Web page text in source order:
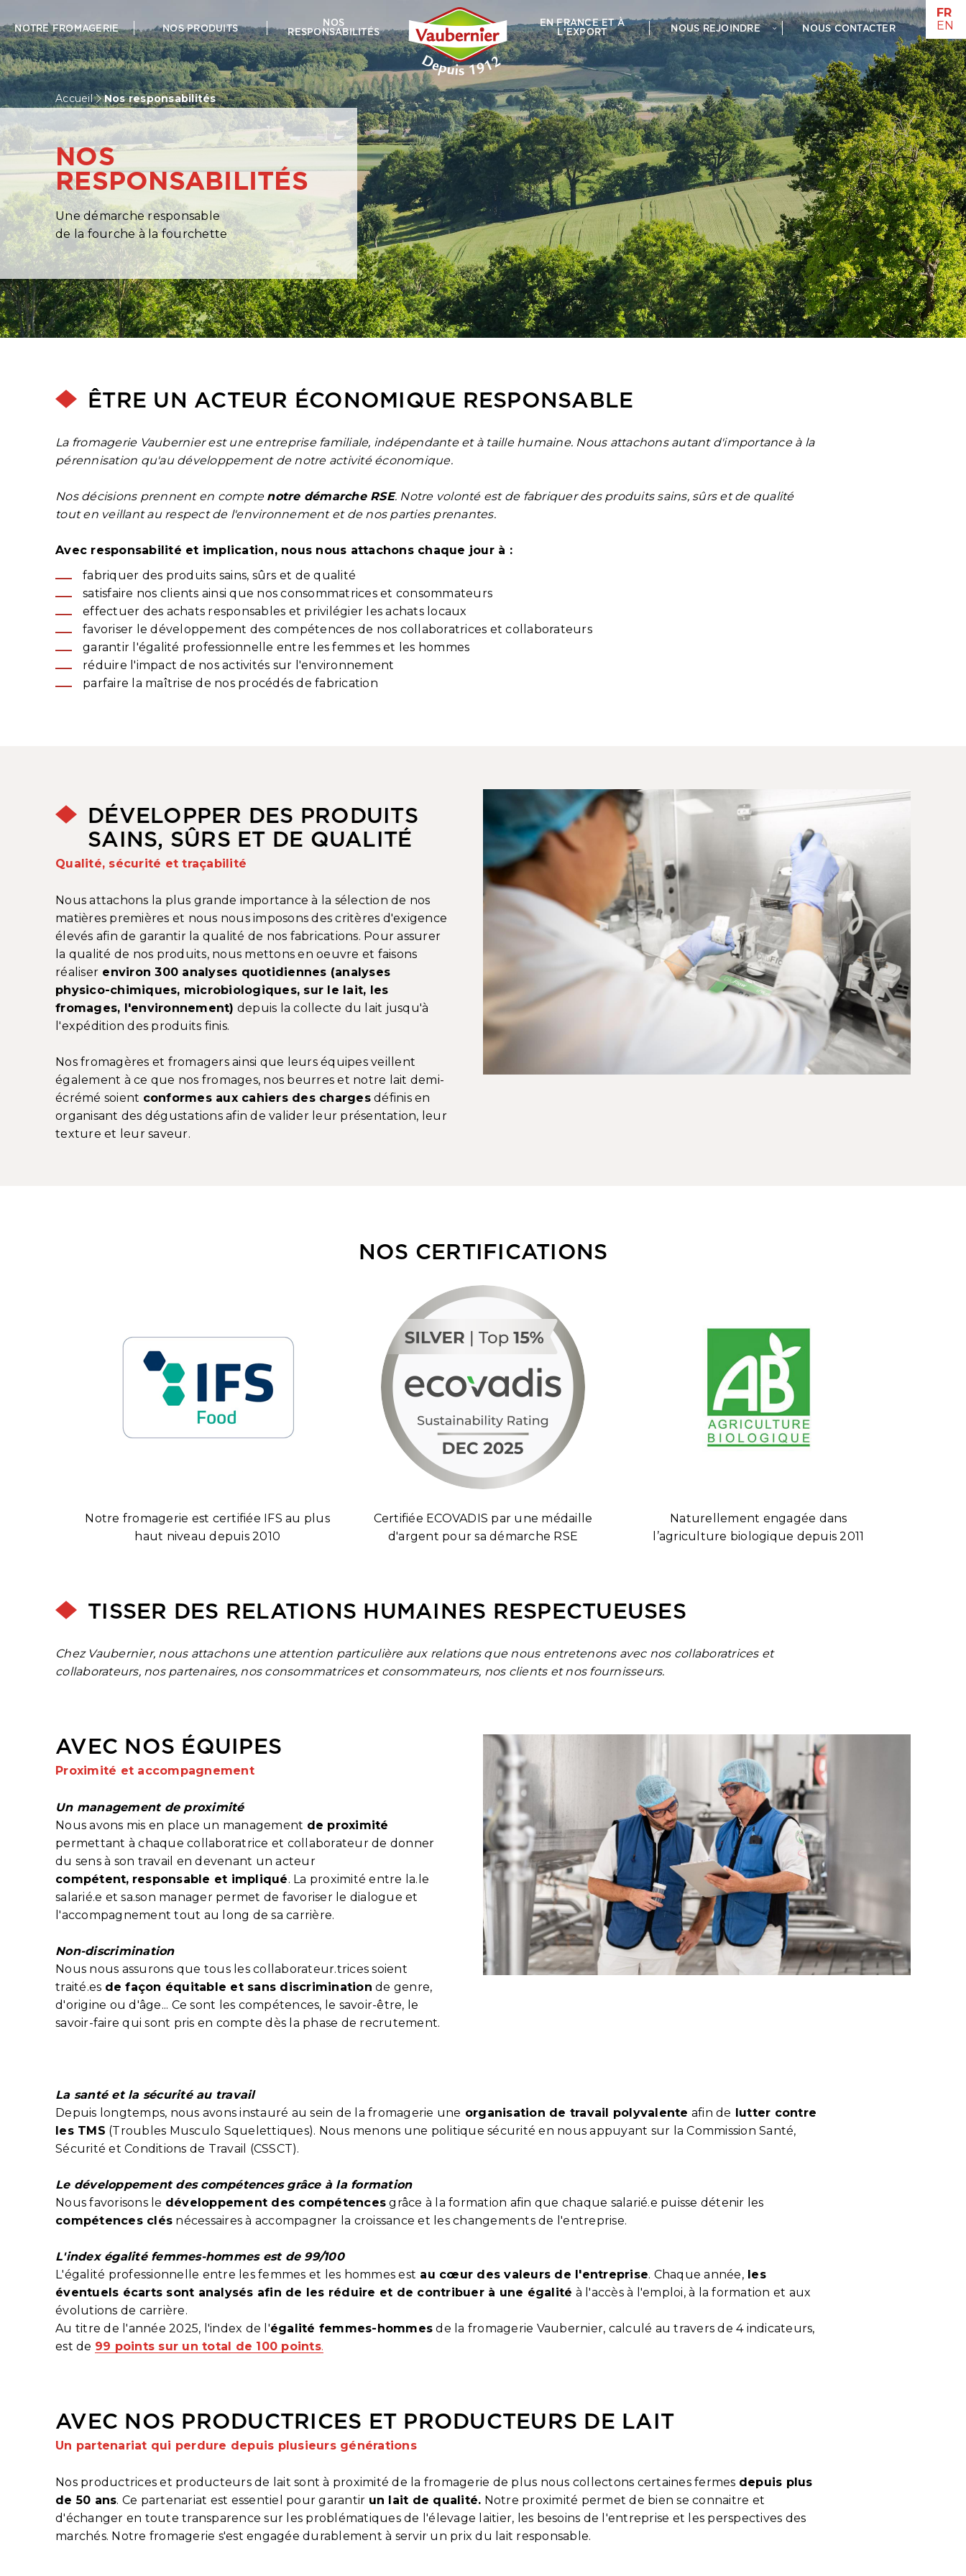
NOTRE FROMAGERIE NOS PRODUITS NOS
RESPONSABILITÉS
EN FRANCE ET À
L'EXPORT NOUS REJOINDRE NOUS CONTACTER
Accueil Nos responsabilités
NOS
RESPONSABILITÉS
Une démarche responsable
de la fourche à la fourchette
ÊTRE UN ACTEUR ÉCONOMIQUE RESPONSABLE
La fromagerie Vaubernier est une entreprise familiale, indépendante et à taille humaine. Nous attachons autant d'importance à la
pérennisation qu'au développement de notre activité économique.
Nos décisions prennent en compte notre démarche RSE. Notre volonté est de fabriquer des produits sains, sûrs et de qualité
tout en veillant au respect de l'environnement et de nos parties prenantes.
Avec responsabilité et implication, nous nous attachons chaque jour à :
fabriquer des produits sains, sûrs et de qualité
satisfaire nos clients ainsi que nos consommatrices et consommateurs
effectuer des achats responsables et privilégier les achats locaux
favoriser le développement des compétences de nos collaboratrices et collaborateurs
garantir l'égalité professionnelle entre les femmes et les hommes
réduire l'impact de nos activités sur l'environnement
parfaire la maîtrise de nos procédés de fabrication
DÉVELOPPER DES PRODUITS
SAINS, SÛRS ET DE QUALITÉ
Qualité, sécurité et traçabilité
Nous attachons la plus grande importance à la sélection de nos
matières premières et nous nous imposons des critères d'exigence
élevés afin de garantir la qualité de nos fabrications. Pour assurer
la qualité de nos produits, nous mettons en oeuvre et faisons
réaliser environ 300 analyses quotidiennes (analyses
physico-chimiques, microbiologiques, sur le lait, les
fromages, l'environnement) depuis la collecte du lait jusqu'à
l'expédition des produits finis.
Nos fromagères et fromagers ainsi que leurs équipes veillent
également à ce que nos fromages, nos beurres et notre lait demi-
écrémé soient conformes aux cahiers des chargesdéfinis en
organisant des dégustations afin de valider leur présentation, leur
texture et leur saveur.
NOS CERTIFICATIONS
Notre fromagerie est certifiée IFS au plus
haut niveau depuis 2010
Certifiée ECOVADIS par une médaille
d'argent pour sa démarche RSE
Naturellement engagée dans
l’agriculture biologique depuis 2011
TISSER DES RELATIONS HUMAINES RESPECTUEUSES
Chez Vaubernier, nous attachons une attention particulière aux relations que nous entretenons avec nos collaboratrices et
collaborateurs, nos partenaires, nos consommatrices et consommateurs, nos clients et nos fournisseurs.
AVEC NOS ÉQUIPES
Proximité et accompagnement
Un management de proximité
Nous avons mis en place un management de proximité
permettant à chaque collaboratrice et collaborateur de donner
du sens à son travail en devenant un acteur
compétent, responsable et impliqué. La proximité entre la.le
salarié.e et sa.son manager permet de favoriser le dialogue et
l'accompagnement tout au long de sa carrière.
Non-discrimination
Nous nous assurons que tous les collaborateur.trices soient
traité.es de façon équitable et sans discrimination de genre,
d'origine ou d'âge... Ce sont les compétences, le savoir-être, le
savoir-faire qui sont pris en compte dès la phase de recrutement.
La santé et la sécurité au travail
Depuis longtemps, nous avons instauré au sein de la fromagerie une organisation de travail polyvalente afin de lutter contre
les TMS (Troubles Musculo Squelettiques). Nous menons une politique sécurité en nous appuyant sur la Commission Santé,
Sécurité et Conditions de Travail (CSSCT).
Le développement des compétences grâce à la formation
Nous favorisons le développement des compétences grâce à la formation afin que chaque salarié.e puisse détenir les
compétences clés nécessaires à accompagner la croissance et les changements de l'entreprise.
L'index égalité femmes-hommes est de 99/100
L'égalité professionnelle entre les femmes et les hommes est au cœur des valeurs de l'entreprise. Chaque année,les
éventuels écarts sont analysés afin de les réduire et de contribuer à une égalité à l'accès à l'emploi, à la formation et aux
évolutions de carrière.
Au titre de l'année 2025, l'index de l'égalité femmes-hommes de la fromagerie Vaubernier, calculé au travers de 4 indicateurs,
est de 99 points sur un total de 100 points.
AVEC NOS PRODUCTRICES ET PRODUCTEURS DE LAIT
Un partenariat qui perdure depuis plusieurs générations
Nos productrices et producteurs de lait sont à proximité de la fromagerie de plus nous collectons certaines fermes depuis plus
de 50 ans. Ce partenariat est essentiel pour garantir un lait de qualité. Notre proximité permet de bien se connaitre et
d'échanger en toute transparence sur les problématiques de l'élevage laitier, les besoins de l'entreprise et les perspectives des
marchés. Notre fromagerie s'est engagée durablement à servir un prix du lait responsable.